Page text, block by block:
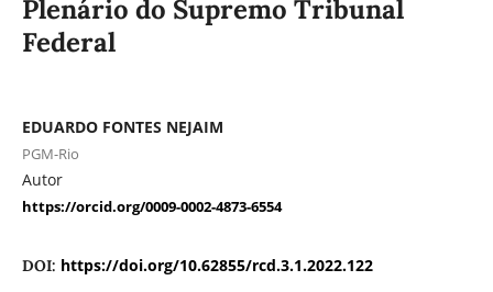
Plenário do Supremo Tribunal
Federal
EDUARDO FONTES NEJAIM
PGM-Rio
Autor
https://orcid.org/0009-0002-4873-6554
DOI: https://doi.org/10.62855/rcd.3.1.2022.122